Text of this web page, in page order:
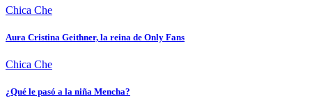
Chica Che
Aura Cristina Geithner, la reina de Only Fans
Chica Che
¿Qué le pasó a la niña Mencha?